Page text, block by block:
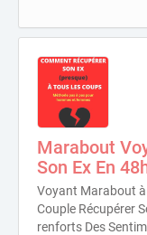
Marabout
Son Ex En
Voyant Marabout à
Couple Récupérer
renforts Des